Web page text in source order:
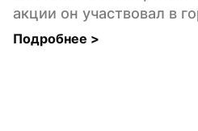
акции он участвовал в
Подробнее >